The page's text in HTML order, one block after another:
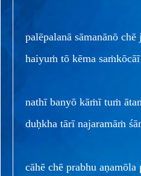
palēpalanā sāmanānō
haiyuṁ tō kēma
nathī banyō kāṁī tuṁ
duḥkha tārī najaramāṁ
cāhē chē prabhu